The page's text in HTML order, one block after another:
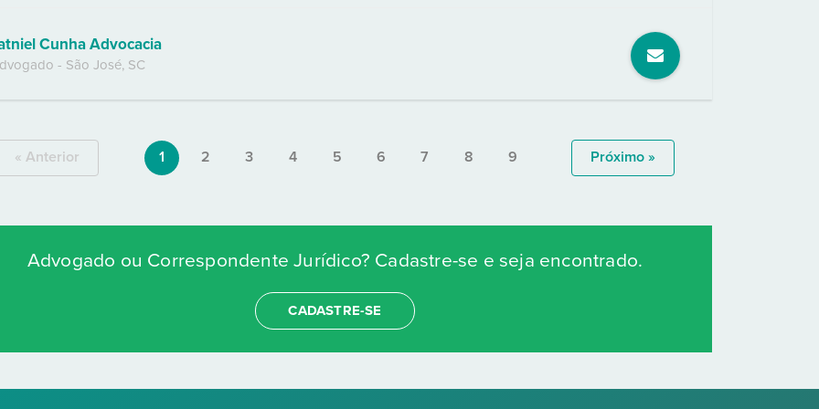
Cunha Advocacia
- São José, SC
« Anterior 1 2 3 4 5 6 7 8 9 Próximo »
Advogado ou Correspondente Jurídico? Cadastre-se e seja encontrado.
CADASTRE-SE